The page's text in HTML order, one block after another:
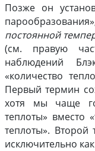
Позже он
постоянной
(см. правую
наблюдений
«количество
Первый термин
хотя мы чаще
теплоты» вместо
теплоты».
исключительно